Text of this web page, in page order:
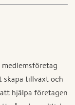
skapa tillväxt och
hjälpa företagen